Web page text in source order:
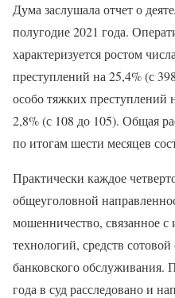
Дума заслушала отчет о
полугодие 2021 года.
характеризуется ростом
преступлений на 25,4% (с
особо тяжких преступлений
2,8% (с 108 до 105). Общая
по итогам шести месяцев
Практически каждое
общеуголовной
мошенничество, связанное с
технологий, средств
банковского обслуживания.
года в суд расследовано и